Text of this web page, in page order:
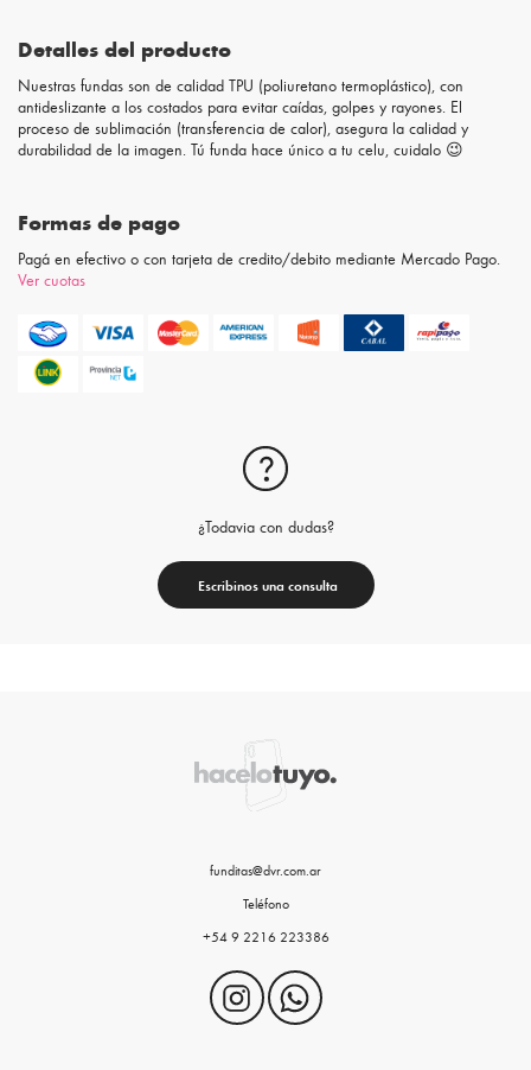
Detalles del producto
Nuestras fundas son de calidad TPU (poliuretano termoplástico), con
antideslizante a los costados para evitar caídas, golpes y rayones. El
proceso de sublimación (transferencia de calor), asegura la calidad y
durabilidad de la imagen. Tú funda hace único a tu celu, cuidalo 😉
Formas de pago
Pagá en efectivo o con tarjeta de credito/debito mediante Mercado Pago.
Ver cuotas
¿Todavia con dudas?
Escribinos una consulta
funditas@dvr.com.ar
Teléfono
+54 9 2216 223386